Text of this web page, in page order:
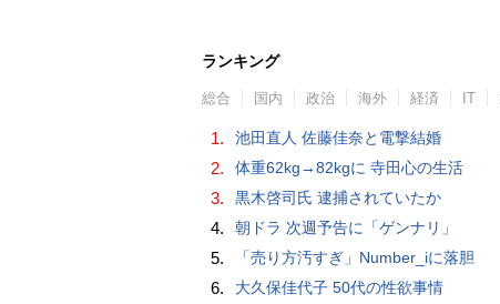
ランキング
総合 国内 政治 海外 経済 IT
1. 池田直人 佐藤佳奈と電撃結婚
2. 体重62kg→82kgに 寺田心の生活
3. 黒木啓司氏 逮捕されていたか
4. 朝ドラ 次週予告に「ゲンナリ」
5. 「売り方汚すぎ」Number_iに落胆
6. 大久保佳代子 50代の性欲事情